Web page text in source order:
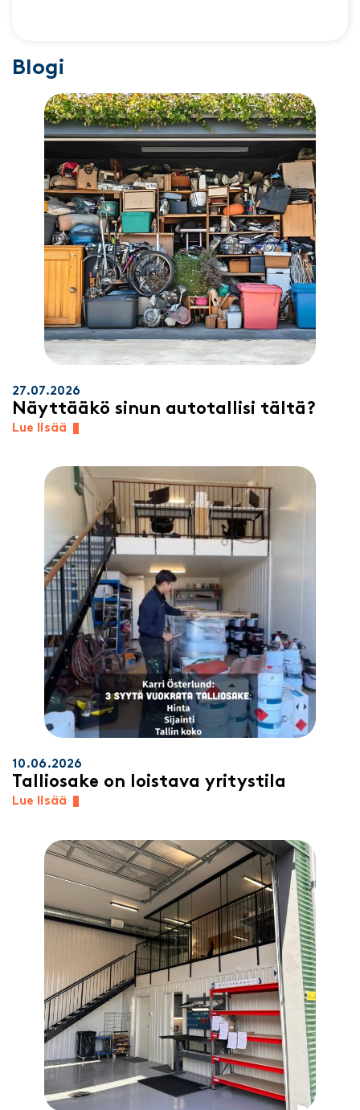
Blogi
27.07.2026
Näyttääkö sinun autotallisi tältä?
Lue lisää
10.06.2026
Talliosake on loistava yritystila
Lue lisää